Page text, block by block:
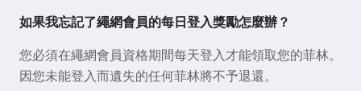
如果我忘記了繩網會員的每日登入獎勵怎麼辦？
您必須在繩網會員資格期間每天登入才能領取您的菲林。
因您未能登入而遺失的任何菲林將不予退還。